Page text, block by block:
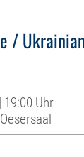
/
Uhr